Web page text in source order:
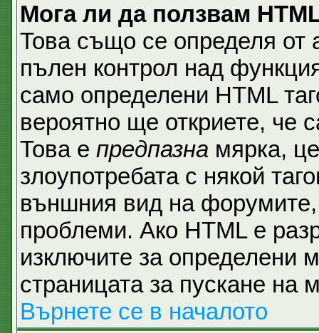
Мога ли да ползвам
Това също се определя от
пълен контрол над
само определени HTML
вероятно ще откриете, че
Това е предпазна мярка,
злоупотребата с някой
външния вид на форумите,
проблеми. Ако HTML е
изключите за определени
страницата за пускане на
Върнете се в началото